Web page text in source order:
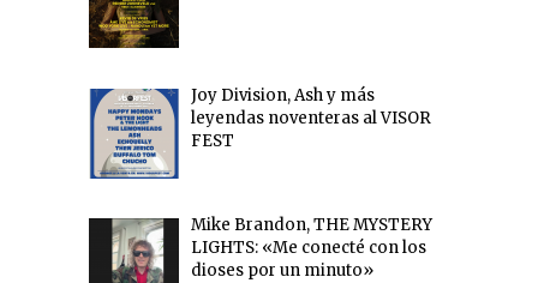
Joy Division, Ash y más
leyendas noventeras al VISOR
FEST
Mike Brandon, THE MYSTERY
LIGHTS: «Me conecté con los
dioses por un minuto»